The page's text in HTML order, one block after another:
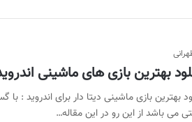
بهترین بازی های ماشینی اندروید 2022 دیتا دار و بدون
بهترین بازی ماشینی دیتا دار برای اندروید
می باشد از این رو در این مقاله…